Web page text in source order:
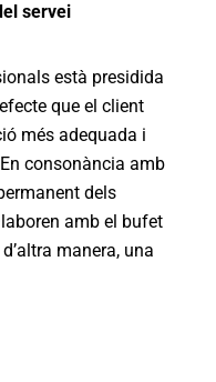
servei
està presidida
que el client
més adequada i
consonància amb
dels
amb el bufet
manera, una